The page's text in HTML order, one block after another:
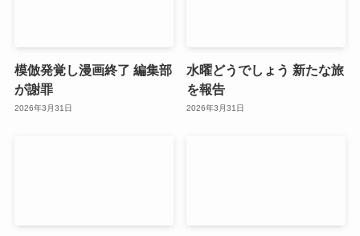
模倣発覚し漫画終了 編集部
が謝罪
2026年3月31日
水曜どうでしょう 新たな旅
を報告
2026年3月31日